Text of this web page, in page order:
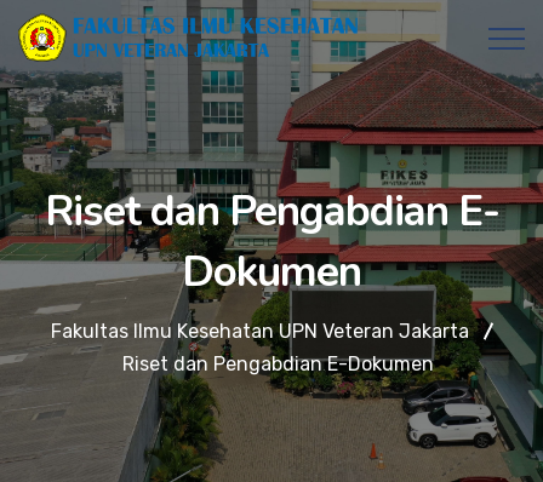
Riset dan Pengabdian E-
Dokumen
Fakultas Ilmu Kesehatan UPN Veteran Jakarta
Riset dan Pengabdian E-Dokumen